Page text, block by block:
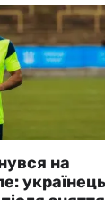
на
українець